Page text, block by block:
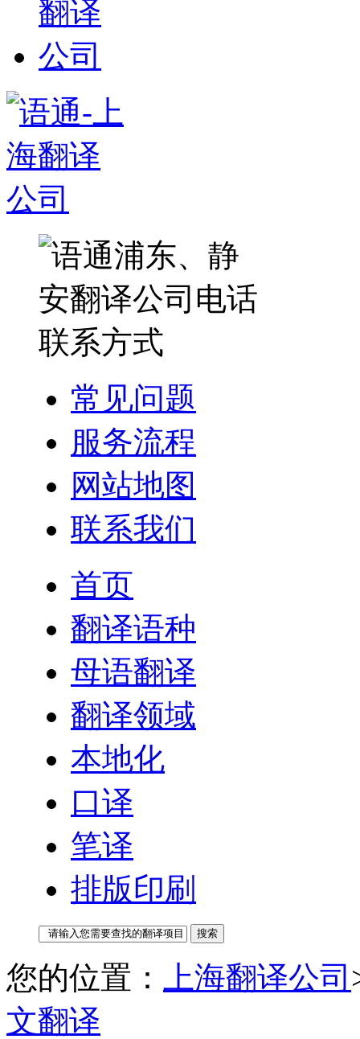
常见问题
服务流程
网站地图
联系我们
首页
翻译语种
母语翻译
翻译领域
本地化
口译
笔译
排版印刷
您的位置： 上海翻译公司
文翻译